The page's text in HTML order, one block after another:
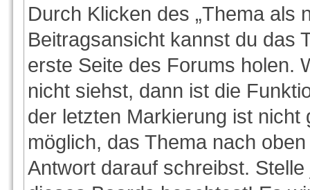
Durch Klicken des „Thema als
Beitragsansicht kannst du das
erste Seite des Forums holen.
nicht siehst, dann ist die
der letzten Markierung ist
möglich, das Thema nach
Antwort darauf schreibst.